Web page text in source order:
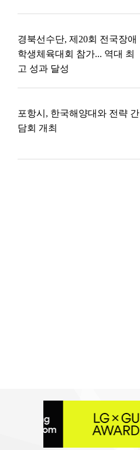
경북선수단, 제20회 전국장애
학생체육대회 참가... 역대 최
고 성과 달성
포항시, 한국해양대와 전략 간
담회 개최